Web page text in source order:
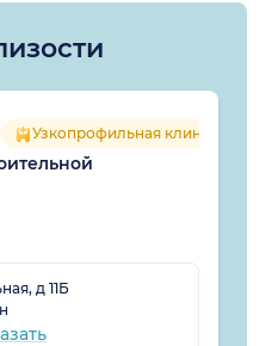
Узкопрофильная клиника
д 11Б